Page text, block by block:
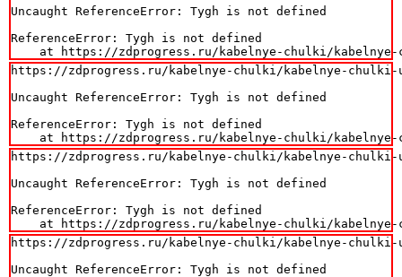
Uncaught ReferenceError: Tygh is not defined
ReferenceError: Tygh is not defined
at https://zdprogress.ru/kabelnye-chulki/
https://zdprogress.ru/kabelnye-chulki/kabelnye-chulki-
Uncaught ReferenceError: Tygh is not defined
ReferenceError: Tygh is not defined
at https://zdprogress.ru/kabelnye-chulki/
https://zdprogress.ru/kabelnye-chulki/kabelnye-chulki-
Uncaught ReferenceError: Tygh is not defined
ReferenceError: Tygh is not defined
at https://zdprogress.ru/kabelnye-chulki/
https://zdprogress.ru/kabelnye-chulki/kabelnye-chulki-
Uncaught ReferenceError: Tygh is not defined